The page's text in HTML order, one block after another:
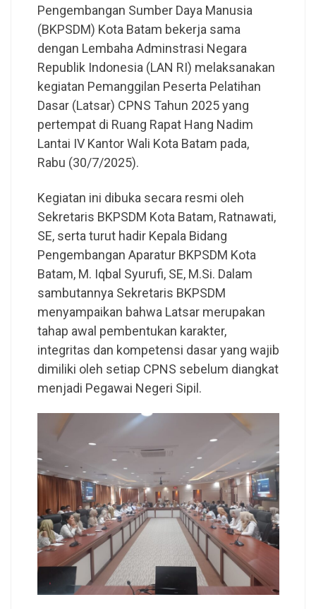
Pengembangan Sumber Daya Manusia
(BKPSDM) Kota Batam bekerja sama
dengan Lembaha Adminstrasi Negara
Republik Indonesia (LAN RI) melaksanakan
kegiatan Pemanggilan Peserta Pelatihan
Dasar (Latsar) CPNS Tahun 2025 yang
pertempat di Ruang Rapat Hang Nadim
Lantai IV Kantor Wali Kota Batam pada,
Rabu (30/7/2025).
Kegiatan ini dibuka secara resmi oleh
Sekretaris BKPSDM Kota Batam, Ratnawati,
SE, serta turut hadir Kepala Bidang
Pengembangan Aparatur BKPSDM Kota
Batam, M. Iqbal Syurufi, SE, M.Si. Dalam
sambutannya Sekretaris BKPSDM
menyampaikan bahwa Latsar merupakan
tahap awal pembentukan karakter,
integritas dan kompetensi dasar yang wajib
dimiliki oleh setiap CPNS sebelum diangkat
menjadi Pegawai Negeri Sipil.